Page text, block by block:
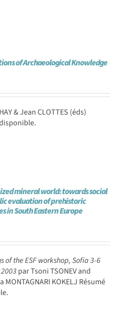
of Archaeological Knowledge
& Jean CLOTTES (éds)
mineral world: towards social
evaluation of prehistoric
in South Eastern Europe
of the ESF workshop, Sofia 3-6
par Tsoni TSONEV and
MONTAGNARI KOKELJ Résumé